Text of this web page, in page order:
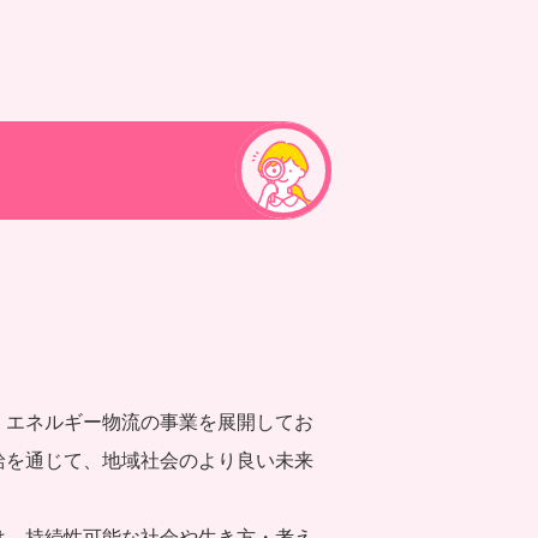
ネルギー物流の事業を展開してお
通じて、地域社会のより良い未来